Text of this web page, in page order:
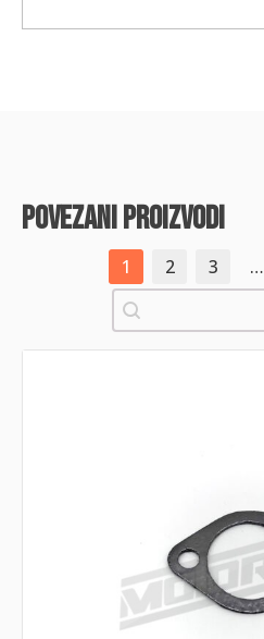
povezani proizvodi
1 2 3 …
Pretraži